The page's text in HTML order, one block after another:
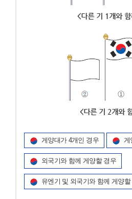
게양대가 4개인 경우 게
외국기와 함께 게양할 경우
유엔기 및 외국기와 함께 게양할